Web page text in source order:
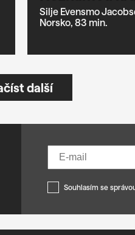
Silje Evensmo
Norsko, 83 min.
další
Souhlasím se